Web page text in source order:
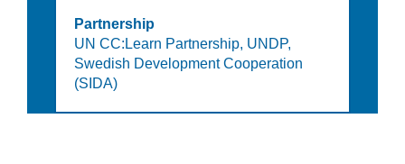
Partnership
UN CC:Learn Partnership, UNDP,
Swedish Development Cooperation
(SIDA)